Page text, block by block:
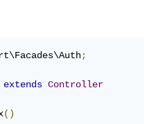
;
extends Controller
()